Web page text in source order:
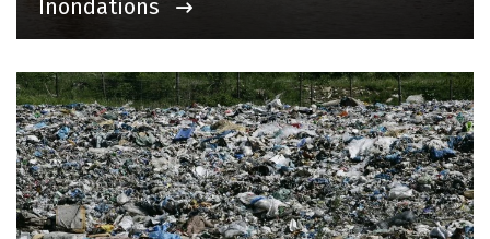
Inondations